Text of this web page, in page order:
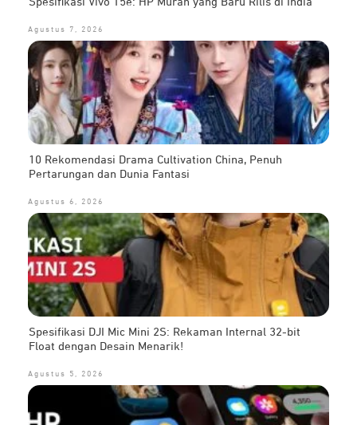
Agustus 7, 2026
10 Rekomendasi Drama Cultivation China, Penuh
Pertarungan dan Dunia Fantasi
Agustus 6, 2026
Spesifikasi DJI Mic Mini 2S: Rekaman Internal 32-bit
Float dengan Desain Menarik!
Agustus 5, 2026